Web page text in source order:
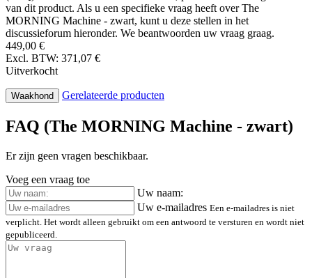
van dit product. Als u een specifieke vraag heeft over The
MORNING Machine - zwart, kunt u deze stellen in het
discussieforum hieronder. We beantwoorden uw vraag graag.
449,00 €
Excl. BTW: 371,07 €
Uitverkocht
Waakhond Gerelateerde producten
FAQ (The MORNING Machine - zwart)
Er zijn geen vragen beschikbaar.
Voeg een vraag toe
Uw naam:
Uw e-mailadres Een e-mailadres is niet
verplicht. Het wordt alleen gebruikt om een antwoord te versturen en wordt niet
gepubliceerd.